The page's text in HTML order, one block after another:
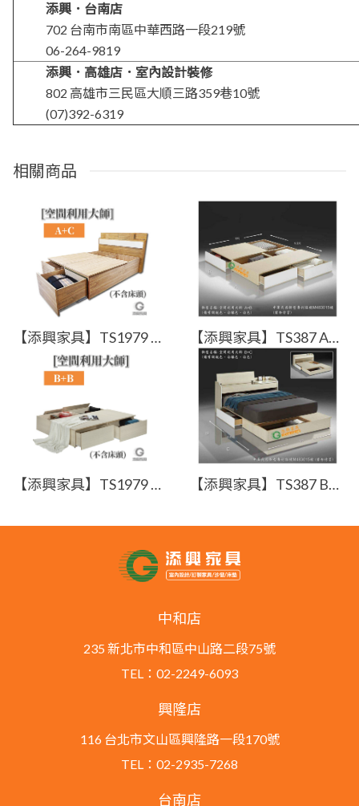
添興．台南店
702 台南市南區中華西路一段219號
06-264-9819
添興．高雄店．室內設計裝修
802 高雄市三民區大順三路359巷10號
(07)392-6319
相關商品
【添興家具】TS1979 A+C型空間利用大師 抽屜專利床底規格皆可訂製 MIT台灣製 【添興家具】TS387 A+B型 空間利用大師 抽屜專利床底規格皆可訂製
【添興家具】TS1979 B+B型空間利用大師(側抽) 抽屜專利床底規格皆可訂製 MIT台灣製 【添興家具】TS387 B+C型 空間利用大師 抽屜專利床底規格皆可訂製
中和店
235 新北市中和區中山路二段75號
TEL：02-2249-6093
興隆店
116 台北市文山區興隆路一段170號
TEL：02-2935-7268
台南店